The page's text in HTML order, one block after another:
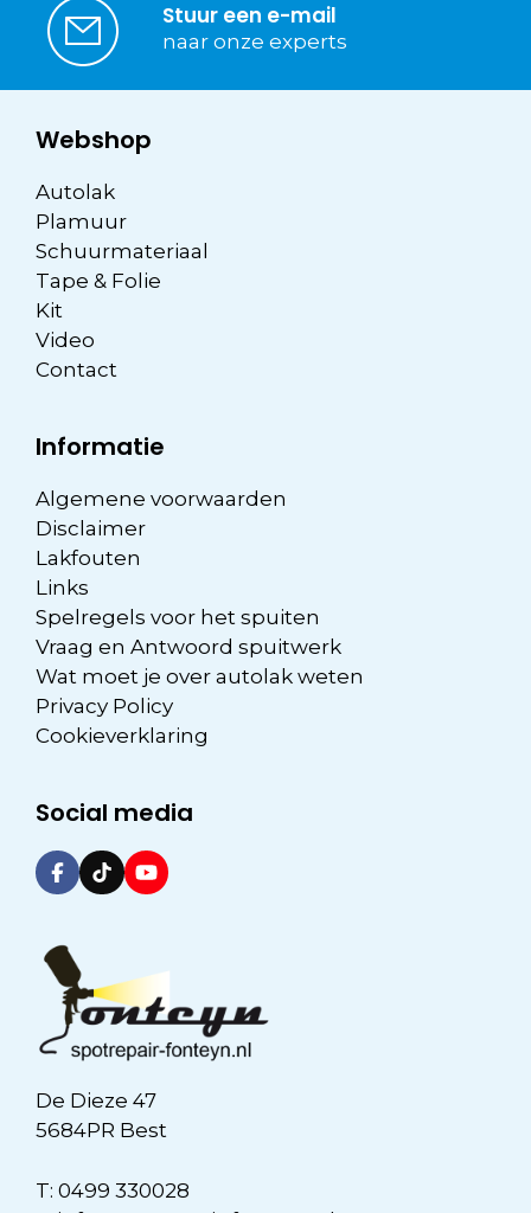
Stuur een e-mail
naar onze experts
Webshop
Autolak
Plamuur
Schuurmateriaal
Tape & Folie
Kit
Video
Contact
Informatie
Algemene voorwaarden
Disclaimer
Lakfouten
Links
Spelregels voor het spuiten
Vraag en Antwoord spuitwerk
Wat moet je over autolak weten
Privacy Policy
Cookieverklaring
Social media
De Dieze 47
5684PR Best
T: 0499 330028